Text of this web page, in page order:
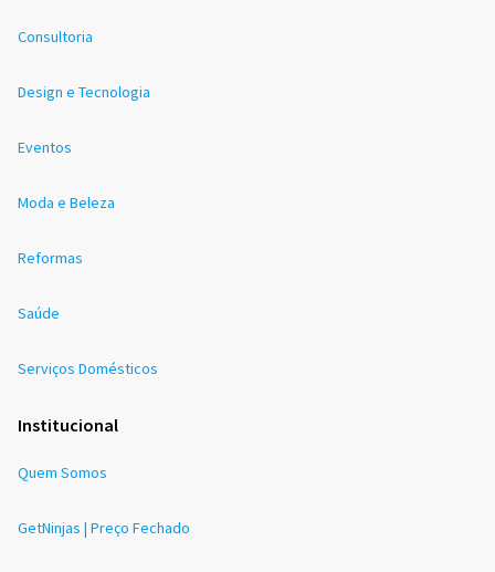
Consultoria
Design e Tecnologia
Eventos
Moda e Beleza
Reformas
Saúde
Serviços Domésticos
Institucional
Quem Somos
GetNinjas | Preço Fechado